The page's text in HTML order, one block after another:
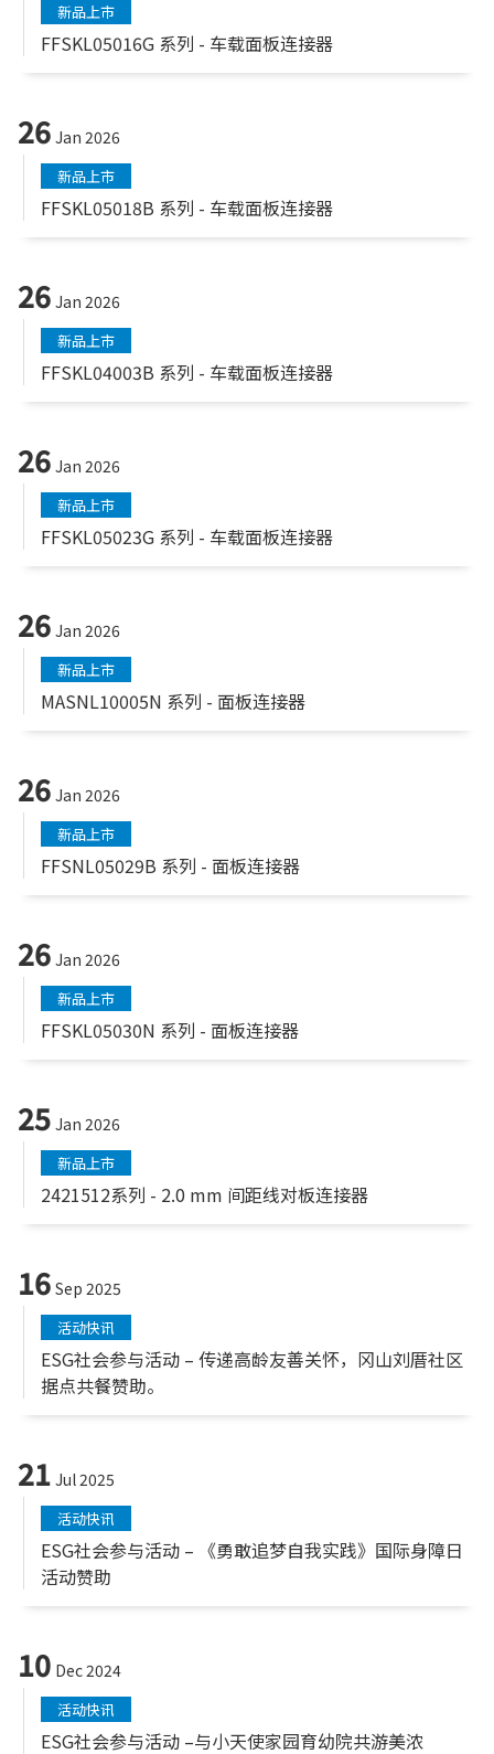
新品上市
FFSKL05016G 系列 - 车载面板连接器
26 Jan 2026
新品上市
FFSKL05018B 系列 - 车载面板连接器
26 Jan 2026
新品上市
FFSKL04003B 系列 - 车载面板连接器
26 Jan 2026
新品上市
FFSKL05023G 系列 - 车载面板连接器
26 Jan 2026
新品上市
MASNL10005N 系列 - 面板连接器
26 Jan 2026
新品上市
FFSNL05029B 系列 - 面板连接器
26 Jan 2026
新品上市
FFSKL05030N 系列 - 面板连接器
25 Jan 2026
新品上市
2421512系列 - 2.0 mm 间距线对板连接器
16 Sep 2025
活动快讯
ESG社会参与活动 – 传递高龄友善关怀，冈山刘厝社区
据点共餐赞助。
21 Jul 2025
活动快讯
ESG社会参与活动 – 《勇敢追梦自我实践》国际身障日
活动赞助
10 Dec 2024
活动快讯
ESG社会参与活动 –与小天使家园育幼院共游美浓